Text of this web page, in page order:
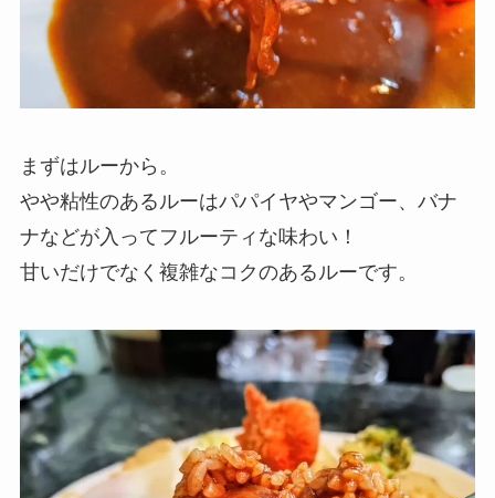
まずはルーから。
やや粘性のあるルーはパパイヤやマンゴー、バナ
ナなどが入ってフルーティな味わい！
甘いだけでなく複雑なコクのあるルーです。